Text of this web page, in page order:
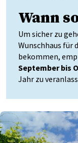
Wann
Um sicher zu
Wunschhaus für
bekommen,
September bis
Jahr zu